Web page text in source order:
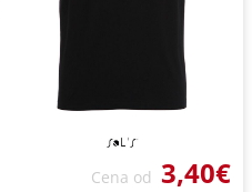
Cena od 3,40€